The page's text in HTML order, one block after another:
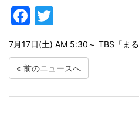
Facebook
7月17日(土) AM 5:30～ TBS「ま
« 前のニュースへ